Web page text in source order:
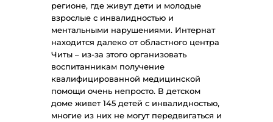
регионе, где живут дети и молодые
взрослые с инвалидностью и
ментальными нарушениями. Интернат
находится далеко от областного центра
Читы – из-за этого организовать
воспитанникам получение
квалифицированной медицинской
помощи очень непросто. В детском
доме живет 145 детей с инвалидностью,
многие из них не могут передвигаться и